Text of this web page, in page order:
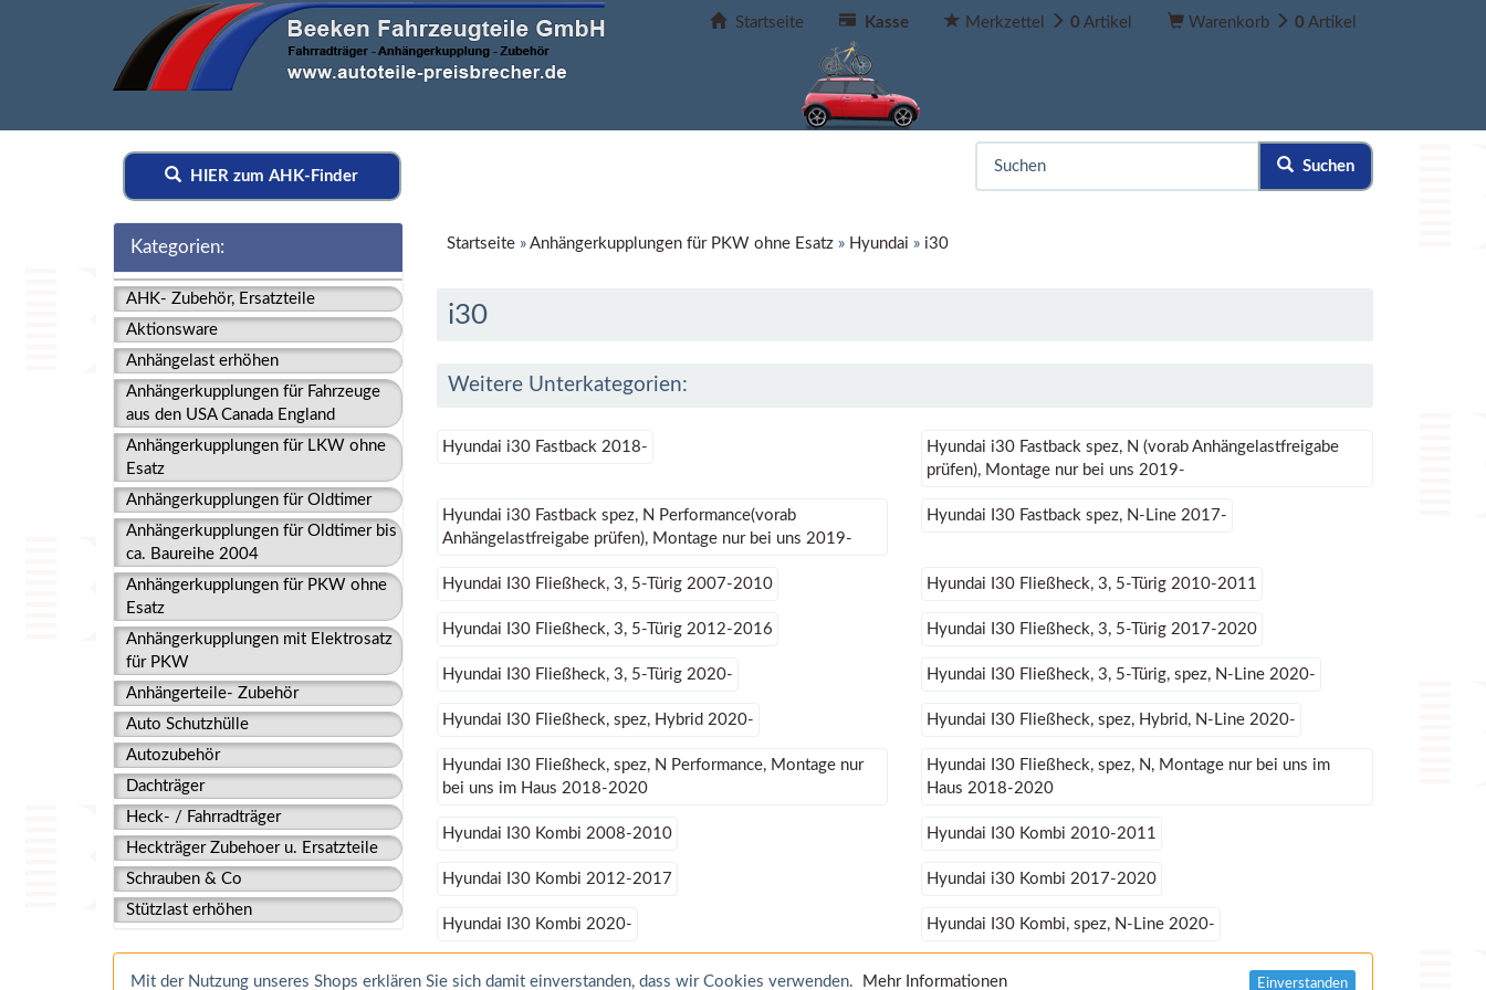
Startseite Kasse Merkzettel 0 Artikel Warenkorb 0 Artikel
Suchen
HIER zum AHK-Finder
Kategorien:
AHK- Zubehör, Ersatzteile
Aktionsware
Anhängelast erhöhen
Anhängerkupplungen für Fahrzeuge
aus den USA Canada England
Anhängerkupplungen für LKW ohne
Esatz
Anhängerkupplungen für Oldtimer
Anhängerkupplungen für Oldtimer bis
ca. Baureihe 2004
Anhängerkupplungen für PKW ohne
Esatz
Anhängerkupplungen mit Elektrosatz
für PKW
Anhängerteile- Zubehör
Auto Schutzhülle
Autozubehör
Dachträger
Heck- / Fahrradträger
Heckträger Zubehoer u. Ersatzteile
Schrauben & Co
Stützlast erhöhen
Startseite» Anhängerkupplungen für PKW ohne Esatz» Hyundai » i30
i30
Weitere Unterkategorien:
Hyundai i30 Fastback 2018-
Hyundai i30 Fastback spez, N (vorab Anhängelastfreigabe
prüfen), Montage nur bei uns 2019-
Hyundai i30 Fastback spez, N Performance(vorab
Anhängelastfreigabe prüfen), Montage nur bei uns 2019-
Hyundai I30 Fastback spez, N-Line 2017-
Hyundai I30 Fließheck, 3, 5-Türig 2007-2010 Hyundai I30 Fließheck, 3, 5-Türig 2010-2011
Hyundai I30 Fließheck, 3, 5-Türig 2012-2016 Hyundai I30 Fließheck, 3, 5-Türig 2017-2020
Hyundai I30 Fließheck, 3, 5-Türig 2020- Hyundai I30 Fließheck, 3, 5-Türig, spez, N-Line 2020-
Hyundai I30 Fließheck, spez, Hybrid 2020- Hyundai I30 Fließheck, spez, Hybrid, N-Line 2020-
Hyundai I30 Fließheck, spez, N Performance, Montage nur
bei uns im Haus 2018-2020
Hyundai I30 Fließheck, spez, N, Montage nur bei uns im
Haus 2018-2020
Hyundai I30 Kombi 2008-2010 Hyundai I30 Kombi 2010-2011
Hyundai I30 Kombi 2012-2017 Hyundai i30 Kombi 2017-2020
Hyundai I30 Kombi 2020- Hyundai I30 Kombi, spez, N-Line 2020-
Mit der Nutzung unseres Shops erklären Sie sich damit einverstanden, dass wir Cookies verwenden. Mehr Informationen Einverstanden